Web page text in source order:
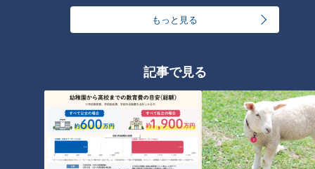
もっと見る
記事で見る
築60年の古民家を約160万円で
なぜ東京のIT企業から独学で農
業へ？三重・亀山市で見つけた
“クセが強い”と話題！？三重・
名張市「赤目滝水族館」の展示